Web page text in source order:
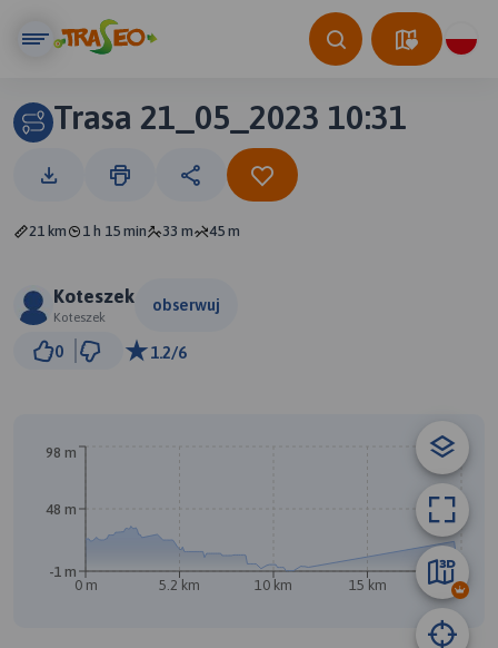
Trasa 21_05_2023 10:31
21 km 1 h 15 min 33 m 45 m
Koteszek
Koteszek
obserwuj
0 1.2/6
B
0 m 5.2 km 10 km 15 km 21 km
-1 m
48 m
98 m